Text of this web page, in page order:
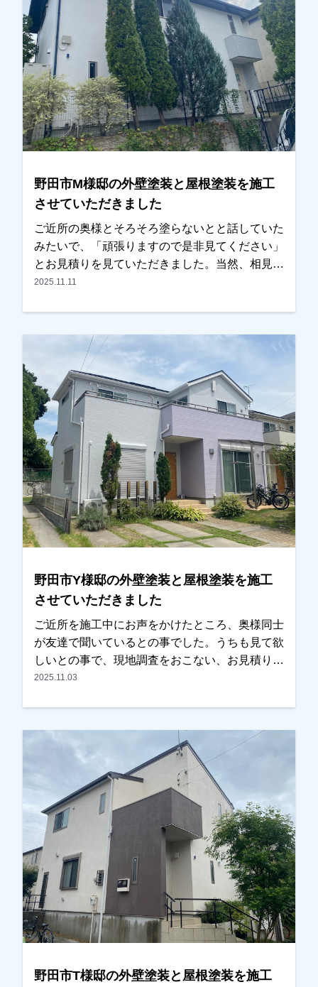
市、吉川市、草加市またはその他地域でも外壁塗
装をお考えのお客様、まずはご相談からでも大丈
夫です！現地調査、お見積りをもちろん無料にて
おこなっております。またお支払い方法につきま
しても、無金利ローンも取り扱っておりますの
で、ご遠慮なくお申しつけください。お待ちして
おります。
野田市M様邸の外壁塗装と屋根塗装を施工
させていただきました
ご近所の奥様とそろそろ塗らないとと話していた
みたいで、「頑張りますので是非見てください」
とお見積りを見ていただきました。当然、相見積
もりでしたが内容・条件を見比べた時に、弊社が
装も任せていただきました。塗装はもちろん、内
装の仕上がりも 「こんな所まで見てくれる
の！？」とびっくりされていましたが、非常に喜
んでいただき、ご満足して頂けたみたいでよかっ
たです。ありがとうございました。越谷市、春日
部市、野田市、吉川市、草加市またはその他地域
でも外壁塗装をお考えのお客様、まずはご相談か
らでも大丈夫です！現地調査、お見積りはもちろ
ん無料にておこなっております。またお支払い方
法につきましても、無金利ローンも取り扱ってま
すので、ご遠慮なくお申しつけください。お待ち
しております。
2025.11.11
野田市Y様邸の外壁塗装と屋根塗装を施工
させていただきました
ご近所を施工中にお声をかけたところ、奥様同士
が友達で聞いているとの事でした。うちも見て欲
しいとの事で、現地調査をおこない、お見積りを
お出ししました。以前に違う業者で見積もりを取
た。弊社の資料とお見積りをお渡ししましたら、
ご予算内で、内容も分かりやすかったとの事で、
ＯＫをいただき、任せていただきました。色は奥
さまがお決めになられましたが、こだわった方
で、実は汚れの目立つ見えない箇所には濃い色を
もってきてます。また薄紫いろも非常に綺麗で、
ご近所の方からも評判がよかったです。仕上りも
とてもいいとご満足していただけました。ありが
とうございました。越谷市、春日部市、野田市、
吉川市、草加市またはその他地域でも外壁塗装を
お考えのお客様、まずはご相談からでも大丈夫で
す！現地調査、お見積りはもちろん無料にておこ
なっております。またお支払い方法につきまして
遠慮なくお申し付けください。お待ちしておりま
2025.11.03
野田市T様邸の外壁塗装と屋根塗装を施工